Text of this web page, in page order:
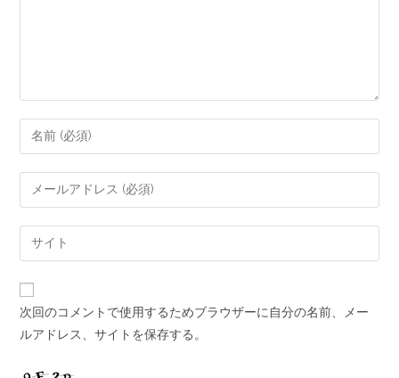
次回のコメントで使用するためブラウザーに自分の名前、メー
ルアドレス、サイトを保存する。